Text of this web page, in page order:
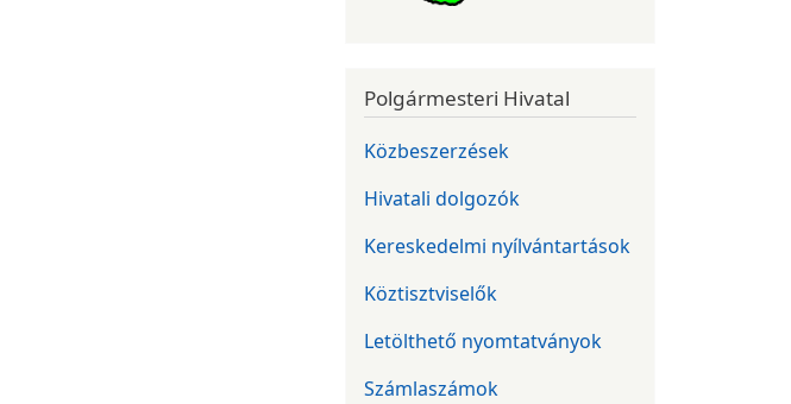
Polgármesteri Hivatal
Közbeszerzések
Hivatali dolgozók
Kereskedelmi nyílvántartások
Köztisztviselők
Letölthető nyomtatványok
Számlaszámok